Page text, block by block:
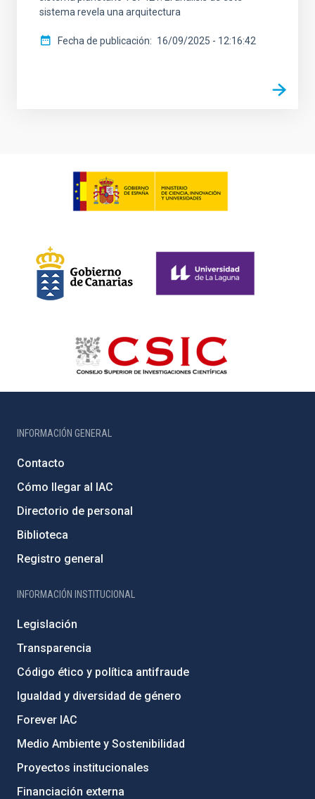
sistema revela una arquitectura
Fecha de publicación 16/09/2025 - 12:16:42
INFORMACIÓN GENERAL
Contacto
Cómo llegar al IAC
Directorio de personal
Biblioteca
Registro general
INFORMACIÓN INSTITUCIONAL
Legislación
Transparencia
Código ético y política antifraude
Igualdad y diversidad de género
Forever IAC
Medio Ambiente y Sostenibilidad
Proyectos institucionales
Financiación externa